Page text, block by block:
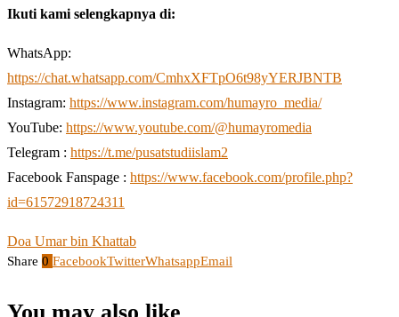
Ikuti kami selengkapnya di:
WhatsApp:
https://chat.whatsapp.com/CmhxXFTpO6t98yYERJBNTB
Instagram: https://www.instagram.com/humayro_media/
YouTube: https://www.youtube.com/@humayromedia
Telegram : https://t.me/pusatstudiislam2
Facebook Fanspage : https://www.facebook.com/profile.php?
id=61572918724311
Doa Umar bin Khattab
Share 0 FacebookTwitterWhatsappEmail